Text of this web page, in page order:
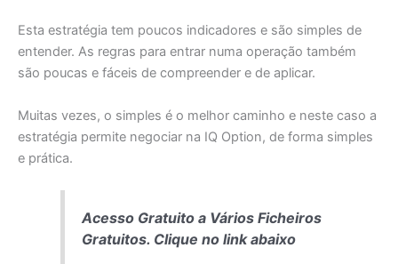
Esta estratégia tem poucos indicadores e são simples de
entender. As regras para entrar numa operação também
são poucas e fáceis de compreender e de aplicar.
Muitas vezes, o simples é o melhor caminho e neste caso a
estratégia permite negociar na IQ Option, de forma simples
e prática.
Acesso Gratuito a Vários Ficheiros
Gratuitos. Clique no link abaixo